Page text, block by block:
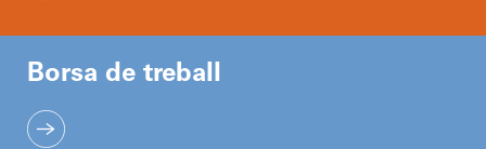
Borsa de treball